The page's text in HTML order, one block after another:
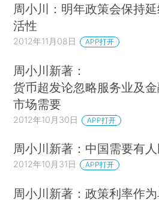
周小川：明年政策会保持
活性
2012年11月08日 APP打开
周小川新著：
货币超发论忽略服务业及
市场需要
2012年10月30日 APP打开
周小川新著：中国需要有
2012年10月31日 APP打开
周小川新著：政策利率作